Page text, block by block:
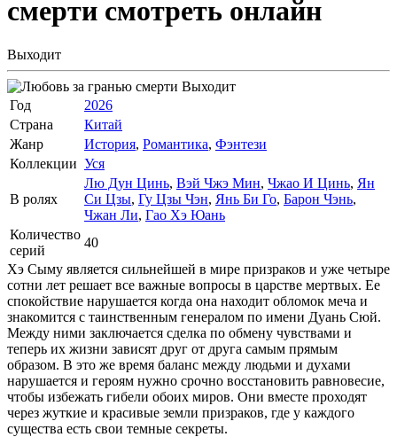
смерти смотреть онлайн
Выходит
Выходит
Год
2026
Страна
Китай
Жанр
История, Романтика, Фэнтези
Коллекции Уся
В ролях
Лю Дун Цинь, Вэй Чжэ Мин, Чжао И Цинь, Ян
Си Цзы, Гу Цзы Чэн, Янь Би Го, Барон Чэнь,
Чжан Ли, Гао Хэ Юань
Количество
серий
40
Хэ Сыму является сильнейшей в мире призраков и уже четыре
сотни лет решает все важные вопросы в царстве мертвых. Ее
спокойствие нарушается когда она находит обломок меча и
знакомится с таинственным генералом по имени Дуань Сюй.
Между ними заключается сделка по обмену чувствами и
теперь их жизни зависят друг от друга самым прямым
образом. В это же время баланс между людьми и духами
нарушается и героям нужно срочно восстановить равновесие,
чтобы избежать гибели обоих миров. Они вместе проходят
через жуткие и красивые земли призраков, где у каждого
существа есть свои темные секреты.